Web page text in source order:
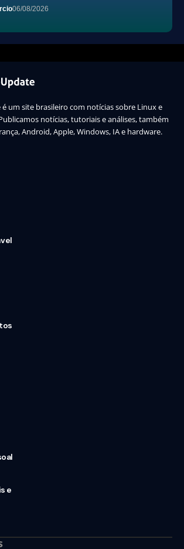
06/08/2026
um site brasileiro com notícias sobre Linux e
notícias, tutoriais e análises, também
Android, Apple, Windows, IA e hardware.
e